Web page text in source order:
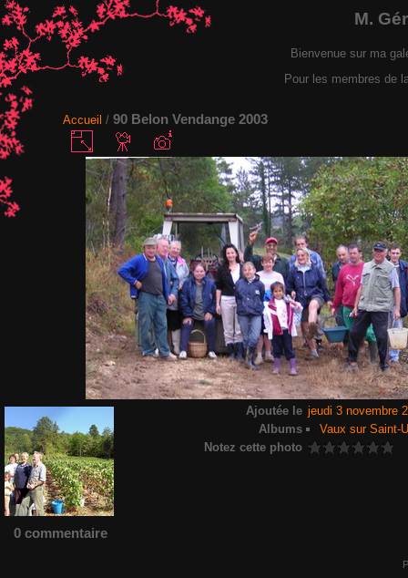
M.
Bienvenue sur ma
Pour les membres de
Accueil / 90 Belon Vendange 2003
Ajoutée le jeudi 3 novembre
Albums
Vaux sur Saint-
Notez cette photo
0 commentaire